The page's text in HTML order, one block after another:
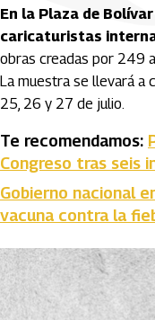
En la Plaza de
caricaturistas
obras creadas por 249
La muestra se llevará a
25, 26 y 27 de julio.
Te recomendamos:
Congreso tras seis
Gobierno nacional
vacuna contra la